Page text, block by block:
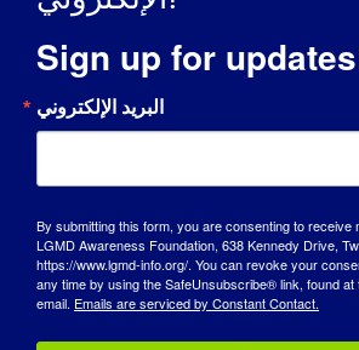
أضواء كاشفة
نبذة عنا
الفعاليات
Sign up for
البريد الإلكتروني
By submitting this form, you are consenting to receive
LGMD Awareness Foundation, 638 Kennedy Drive,
https://www.lgmd-info.org/. You can revoke your
any time by using the SafeUnsubscribe® link, found at
email. Emails are serviced by Constant Contact.